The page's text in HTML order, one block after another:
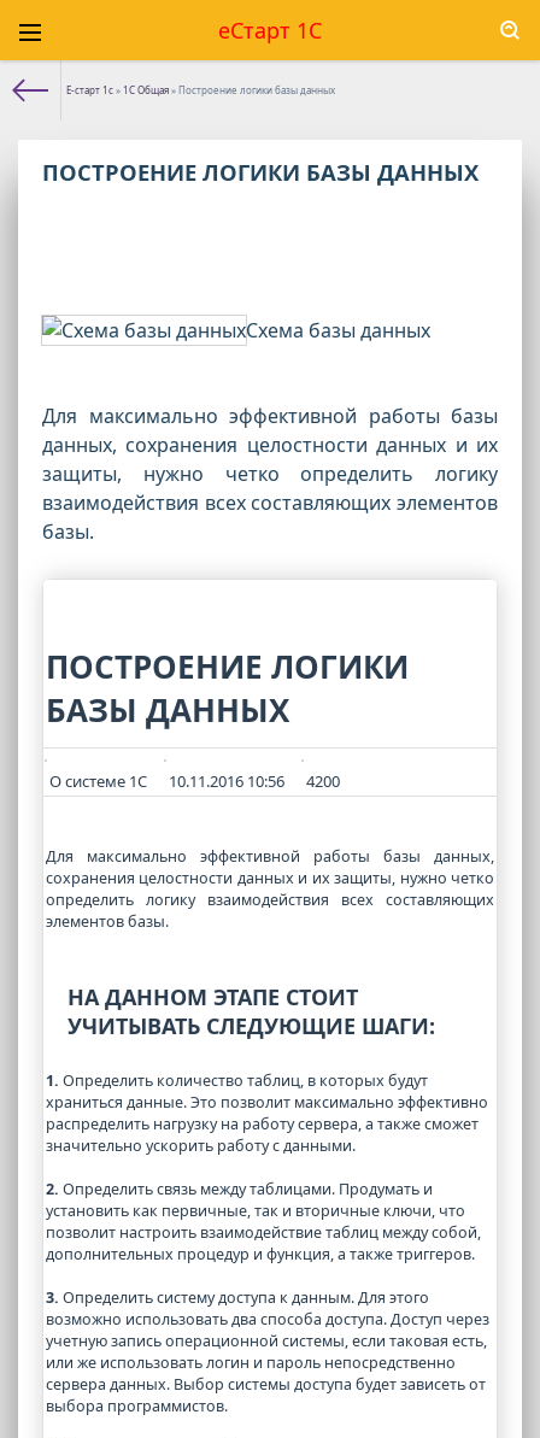
еСтарт 1С
Е-старт 1с» 1С Общая» Построение логики базы данных
ПОСТРОЕНИЕ ЛОГИКИ БАЗЫ ДАННЫХ
Схема базы данных
Для максимально эффективной работы базы
данных, сохранения целостности данных и их
защиты, нужно четко определить логику
взаимодействия всех составляющих элементов
базы.
ПОСТРОЕНИЕ ЛОГИКИ
БАЗЫ ДАННЫХ
О системе 1С 10.11.2016 10:56 4200
Для максимально эффективной работы базы данных,
сохранения целостности данных и их защиты, нужно четко
определить логику взаимодействия всех составляющих
элементов базы.
НА ДАННОМ ЭТАПЕ СТОИТ
УЧИТЫВАТЬ СЛЕДУЮЩИЕ ШАГИ:
1. Определить количество таблиц, в которых будут
храниться данные. Это позволит максимально эффективно
распределить нагрузку на работу сервера, а также сможет
значительно ускорить работу с данными.
2. Определить связь между таблицами. Продумать и
установить как первичные, так и вторичные ключи, что
позволит настроить взаимодействие таблиц между собой,
дополнительных процедур и функция, а также триггеров.
3. Определить систему доступа к данным. Для этого
возможно использовать два способа доступа. Доступ через
учетную запись операционной системы, если таковая есть,
или же использовать логин и пароль непосредственно
сервера данных. Выбор системы доступа будет зависеть от
выбора программистов.